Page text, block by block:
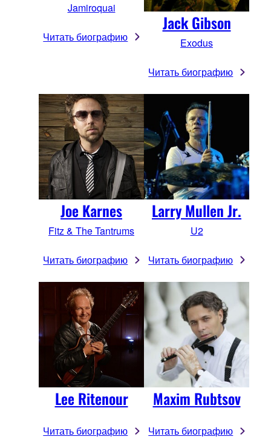
Jamiroquai
Читать биографию
Jack Gibson
Exodus
Читать биографию
Joe Karnes
Fitz & The Tantrums
Читать биографию
Larry Mullen Jr.
U2
Читать биографию
Lee Ritenour
Читать биографию
Maxim Rubtsov
Читать биографию